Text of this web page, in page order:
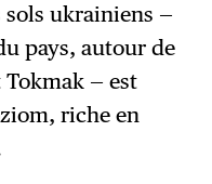
sols ukrainiens —
pays, autour de
— est
riche en